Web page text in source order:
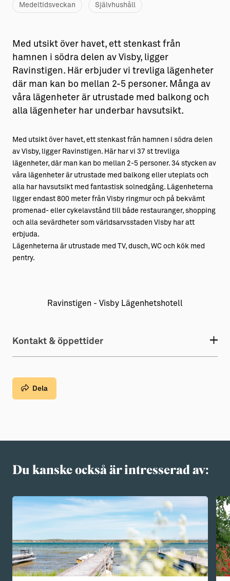
Medeltidsveckan Självhushåll
Med utsikt över havet, ett stenkast från
hamnen i södra delen av Visby, ligger
Ravinstigen. Här erbjuder vi trevliga lägenheter
där man kan bo mellan 2-5 personer. Många av
våra lägenheter är utrustade med balkong och
alla lägenheter har underbar havsutsikt.
Med utsikt över havet, ett stenkast från hamnen i södra delen
av Visby, ligger Ravinstigen. Här har vi 37 st trevliga
lägenheter, där man kan bo mellan 2-5 personer. 34 stycken av
våra lägenheter är utrustade med balkong eller uteplats och
alla har havsutsikt med fantastisk solnedgång. Lägenheterna
ligger endast 800 meter från Visby ringmur och på bekvämt
promenad- eller cykelavstånd till både restauranger, shopping
och alla sevärdheter som världsarvsstaden Visby har att
erbjuda.
Lägenheterna är utrustade med TV, dusch, WC och kök med
pentry.
Ravinstigen - Visby Lägenhetshotell
Kontakt & öppettider
Dela
Du kanske också är intresserad av: